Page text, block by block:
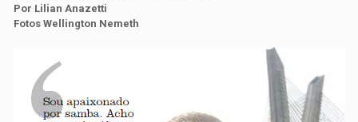
Por Lilian Anazetti
Fotos Wellington Nemeth